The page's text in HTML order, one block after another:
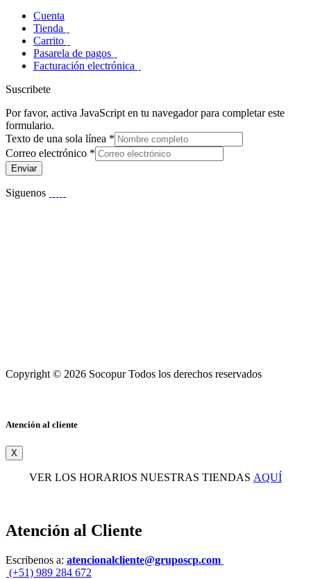
Cuenta
Tienda
Carrito
Pasarela de pagos
Facturación electrónica
Suscribete
Por favor, activa JavaScript en tu navegador para completar este
formulario.
Texto de una sola línea *
Correo electrónico *
Enviar
Siguenos
Copyright © 2026 Socopur Todos los derechos reservados
Atención al cliente
X
VER LOS HORARIOS NUESTRAS TIENDAS AQUÍ
Atención al Cliente
Escribenos a: atencionalcliente@gruposcp.com
(+51) 989 284 672